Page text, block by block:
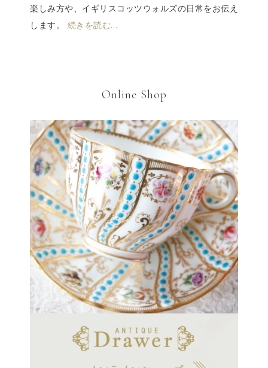
楽しみ方や、イギリスコッツウォルズの日常をお伝え
します。 続きを読む…
Online Shop